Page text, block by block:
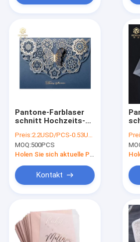
Pantone-Farblaser
schnitt Hochzeits-
Preis:2.2USD/PCS-0.53USD/PCS
MOQ:500PCS
Kontakt